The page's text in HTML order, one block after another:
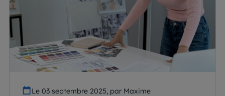
Le 03 septembre 2025, par Maxime